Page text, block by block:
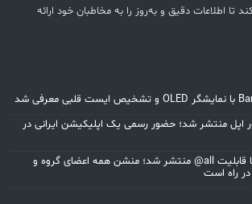
اطلاعات دقیق و به‌روز را به مخاطبان خود ارائه
اپل منتشر شد؛ حضور رسمی یک اپلیکیشن ایرانی در
آپدیت جدید واتس‌اپ با قابلیت all@ منتشر شد؛ منشن همه اعضای گروه و
راه است